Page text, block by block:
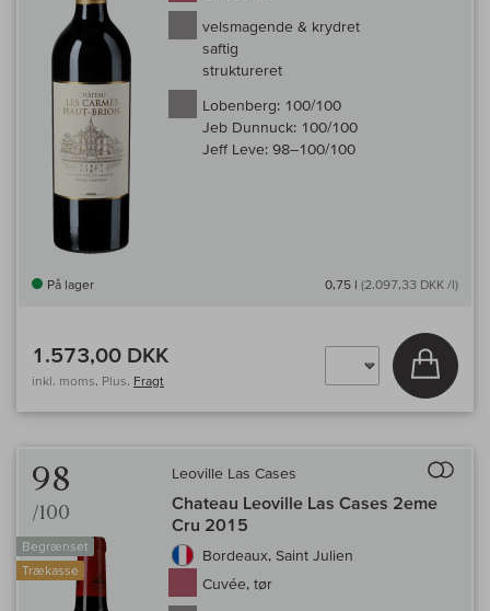
velsmagende & krydret
saftig
struktureret
Lobenberg: 100/100
Jeb Dunnuck: 100/100
Jeff Leve: 98–100/100
På lager 0,75 l (2.097,33 DKK /l)
1.573,00 DKK
inkl. moms, Plus. Fragt
Læg i
98
/100
Begrænset
Trækasse
Leoville Las Cases
Chateau Leoville Las Cases 2eme
Cru 2015
Bordeaux, Saint Julien
Cuvée, tør